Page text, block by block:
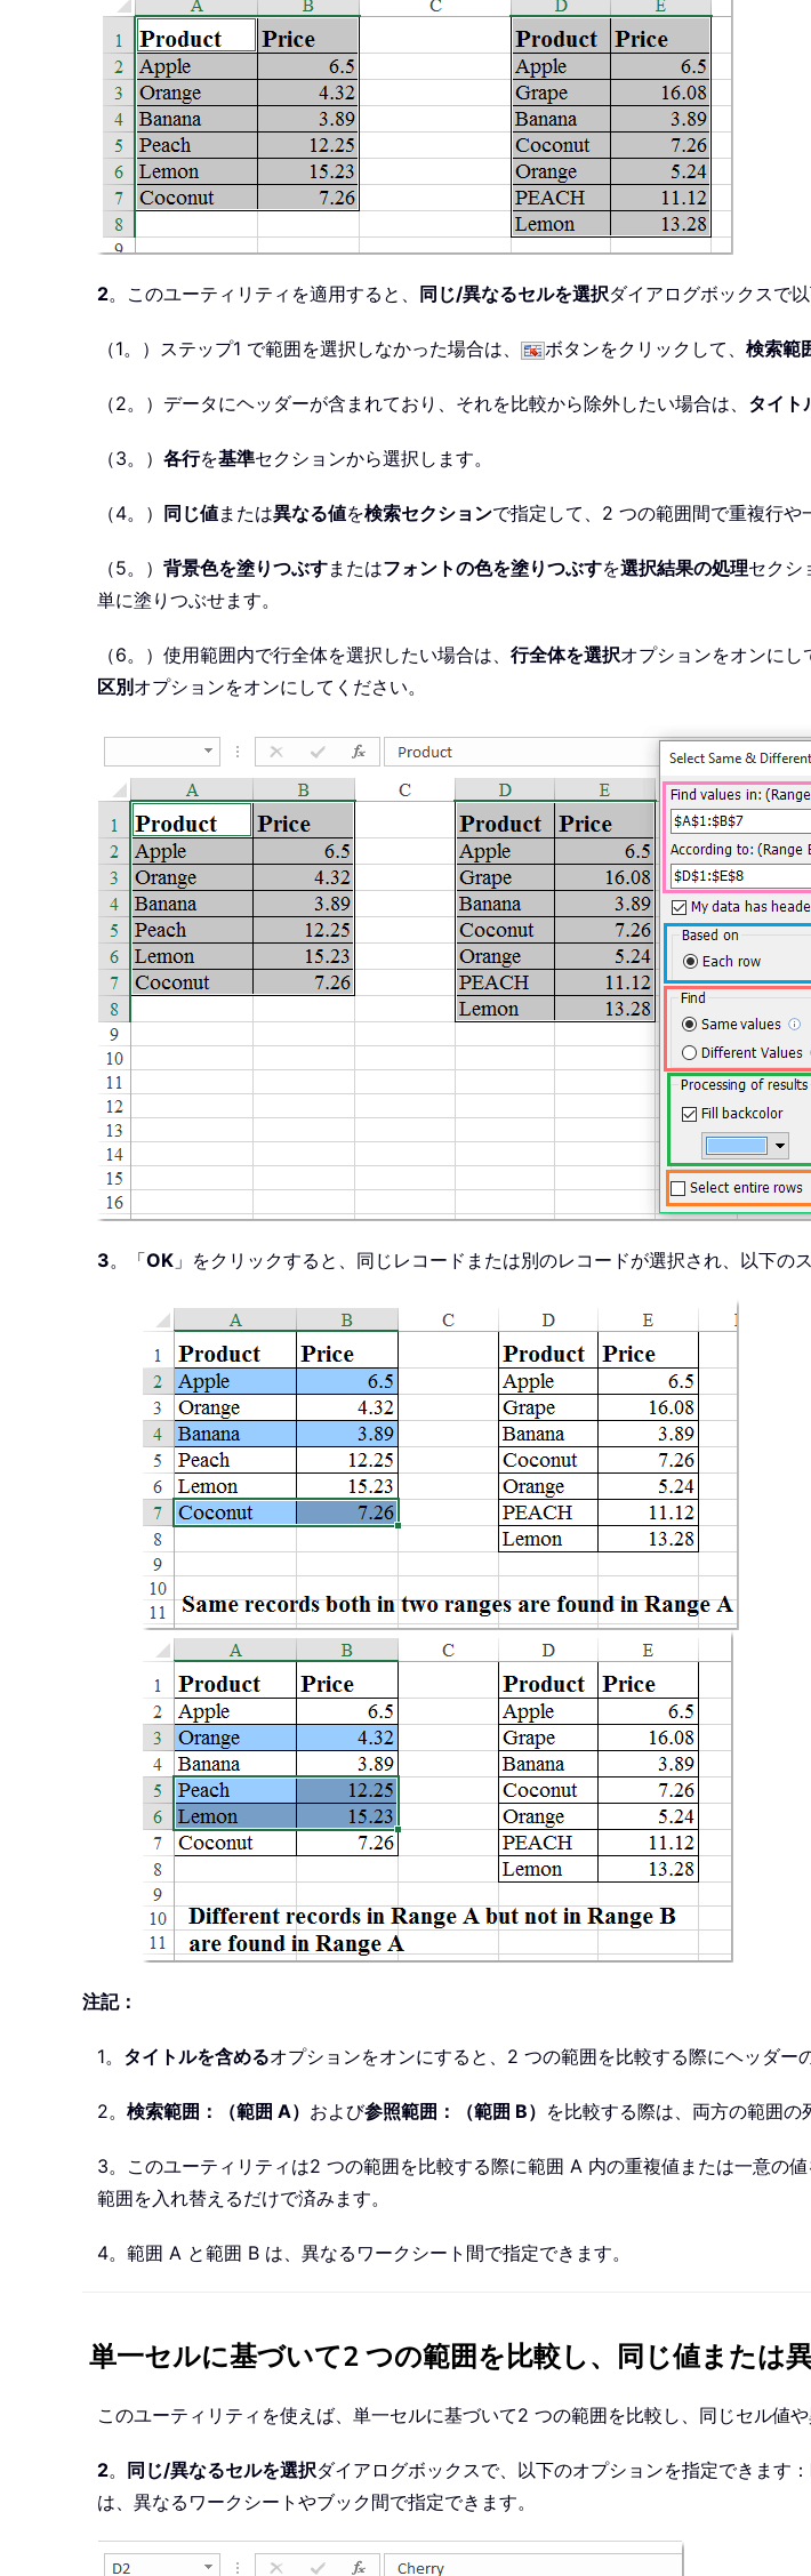
2。このユーティリティを適用すると、 同じ/異なるセルを選択ダイアログボックスで
（1。）ステップ1 で範囲を選択しなかった場合は、 ボタンをクリックして、 検索範
（2。）データにヘッダーが含まれており、それを比較から除外したい場合は、 タイト
（3。） 各行を基準セクションから選択します。
（4。） 同じ値または異なる値を検索セクションで指定して、2 つの範囲間で重複行や
（5。） 背景色を塗りつぶすまたはフォントの色を塗りつぶすを選択結果の処理セクシ
単に塗りつぶせます。
（6。）使用範囲内で行全体を選択したい場合は、 行全体を選択オプションをオンにし
区別 オプションをオンにしてください。
3。「OK 」をクリックすると、同じレコードまたは別のレコードが選択され、以下の
注記：
1。 タイトルを含めるオプションをオンにすると、2 つの範囲を比較する際にヘッダー
2。 検索範囲：（範囲 A） および参照範囲：（範囲 B） を比較する際は、両方の範囲の
3。このユーティリティは2 つの範囲を比較する際に範囲 A 内の重複値または一意の
範囲を入れ替えるだけで済みます。
4。範囲 A と範囲 B は、異なるワークシート間で指定できます。
単一セルに基づいて2 つの範囲を比較し、同じ値または
このユーティリティを使えば、単一セルに基づいて2 つの範囲を比較し、同じセル値
2。 同じ/異なるセルを選択ダイアログボックスで、以下のオプションを指定できます：
は、異なるワークシートやブック間で指定できます。